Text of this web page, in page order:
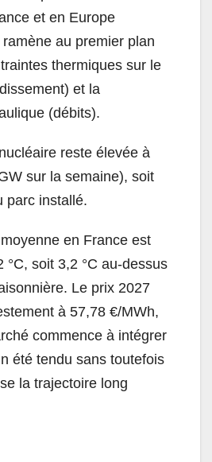
et en Europe
au premier plan
thermiques sur le
et la
(débits).
reste élevée à
sur la semaine), soit
parc installé.
en France est
°C, soit 3,2 °C au-dessus
Le prix 2027
à 57,78 €/MWh,
commence à intégrer
été tendu sans toutefois
la trajectoire long